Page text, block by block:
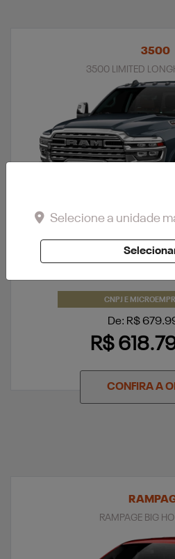
3500
3500 LIMITED
CNPJ E
De: R$
R$
CONFIRA A
RAMPAGE BIG
Selecione a unidade